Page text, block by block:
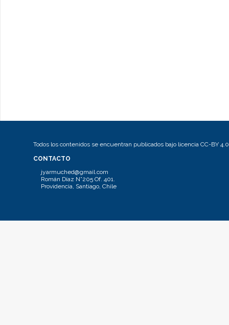
Todos los contenidos se encuentran publicados bajo licencia CC-BY 4.0
CONTACTO
jyarmuched@gmail.com
Román Díaz N°205 Of. 401.
Providencia, Santiago, Chile